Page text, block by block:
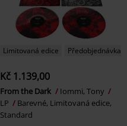
Limitovaná edice Předobjednávka
Kč 1.139,00
From the Dark
Iommi, Tony
LP
Barevné, Limitovaná edice,
Standard